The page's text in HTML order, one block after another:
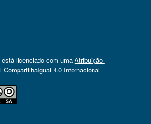
está licenciado com uma Atribuição-
CompartilhaIgual 4.0 Internacional